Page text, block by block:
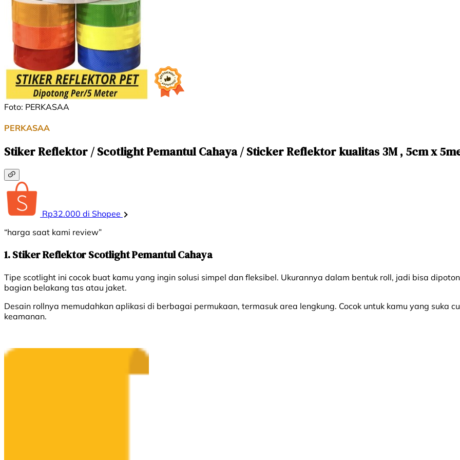
Foto: PERKASAA
PERKASAA
Stiker Reflektor / Scotlight Pemantul Cahaya / Sticker Reflektor kualitas 3M , 5cm x
Rp32.000 di Shopee
“harga saat kami review”
1. Stiker Reflektor Scotlight Pemantul Cahaya
Tipe scotlight ini cocok buat kamu yang ingin solusi simpel dan fleksibel. Ukurannya dalam bentuk roll, jadi bisa
bagian belakang tas atau jaket.
Desain rollnya memudahkan aplikasi di berbagai permukaan, termasuk area lengkung. Cocok untuk kamu yang suka
keamanan.